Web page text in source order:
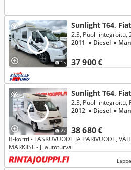
15
Sunlight T64, Fiat
37 900 €
2011 ● Diesel ●
27
Sunlight T64, Fiat
38 680 €
2012 ● Diesel ●
B-kortti - LASKUVUODE JA PARIVUODE,
MARKIISI! - J. autoturva